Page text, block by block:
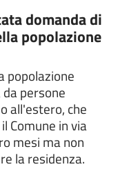
in atti di stato
locatario a
di
domanda di
popolazione
popolazione
persone
all'estero, che
Comune in via
mesi ma non
la residenza.